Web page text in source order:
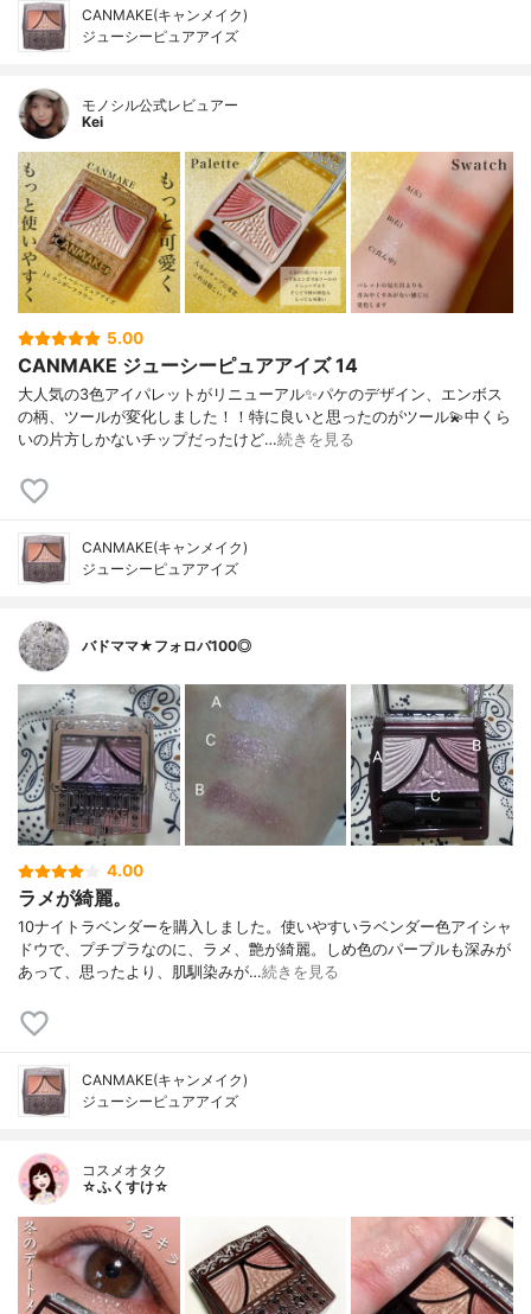
CANMAKE(キャンメイク)
ジューシーピュアアイズ
モノシル公式レビュアー
Kei
5.00
CANMAKE ジューシーピュアアイズ 14
大人気の3色アイパレットがリニューアル✨パケのデザイン、エンボス
の柄、ツールが変化しました！！特に良いと思ったのがツール💫中くら
いの片方しかないチップだったけど…続きを見る
CANMAKE(キャンメイク)
ジューシーピュアアイズ
バドママ★フォロバ100◎
4.00
ラメが綺麗。
10ナイトラベンダーを購入しました。使いやすいラベンダー色アイシャ
ドウで、プチプラなのに、ラメ、艶が綺麗。しめ色のパープルも深みが
あって、思ったより、肌馴染みが…続きを見る
CANMAKE(キャンメイク)
ジューシーピュアアイズ
コスメオタク
☆ふくすけ☆